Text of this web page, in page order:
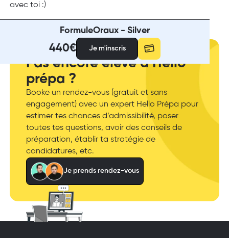
avec toi :)
FormuleOraux - Silver
440€ Je m'inscris
Pas encore élève à Hello
prépa ?
Booke un rendez-vous (gratuit et sans
engagement) avec un expert Hello Prépa pour
estimer tes chances d’admissibilité, poser
toutes tes questions, avoir des conseils de
préparation, établir ta stratégie de
candidatures, etc.
Je prends rendez-vous